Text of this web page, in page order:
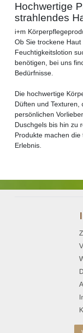
Hochwertige
strahlendes
i+m
Ob Sie trockene
Feuchtigkeitslotion
benötigen, bei uns
Bedürfnisse.
Die hochwertige
Düften und Texturen,
persönlichen
Duschgels bis hin zu
Produkte machen
Erlebnis.